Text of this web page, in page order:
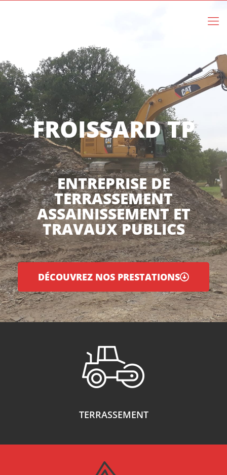
FROISSARD TP
ENTREPRISE DE
TERRASSEMENT
ASSAINISSEMENT ET
TRAVAUX PUBLICS
DÉCOUVREZ NOS PRESTATIONS
TERRASSEMENT